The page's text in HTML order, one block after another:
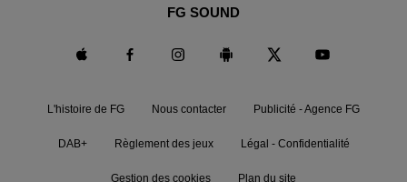
FG SOUND
L'histoire de FG Nous contacter Publicité - Agence FG
DAB+ Règlement des jeux Légal - Confidentialité
Gestion des cookies Plan du site